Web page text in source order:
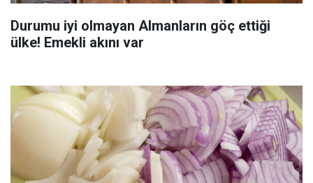
Durumu iyi olmayan Almanların göç ettiği
ülke! Emekli akını var